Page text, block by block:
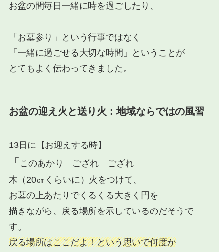
お盆の間毎日一緒に時を過ごしたり、
「お墓参り」という行事ではなく
「一緒に過ごせる大切な時間」ということが
とてもよく伝わってきました。
お盆の迎え火と送り火：地域ならではの風習
13日に【お迎えする時】
「 このあかり ござれ ござれ」
木（20㎝くらいに）火をつけて、
お墓の上あたりでくるくる大きく円を
描きながら、戻る場所を示しているのだそうで
す。
戻る場所はここだよ！という思いで何度か